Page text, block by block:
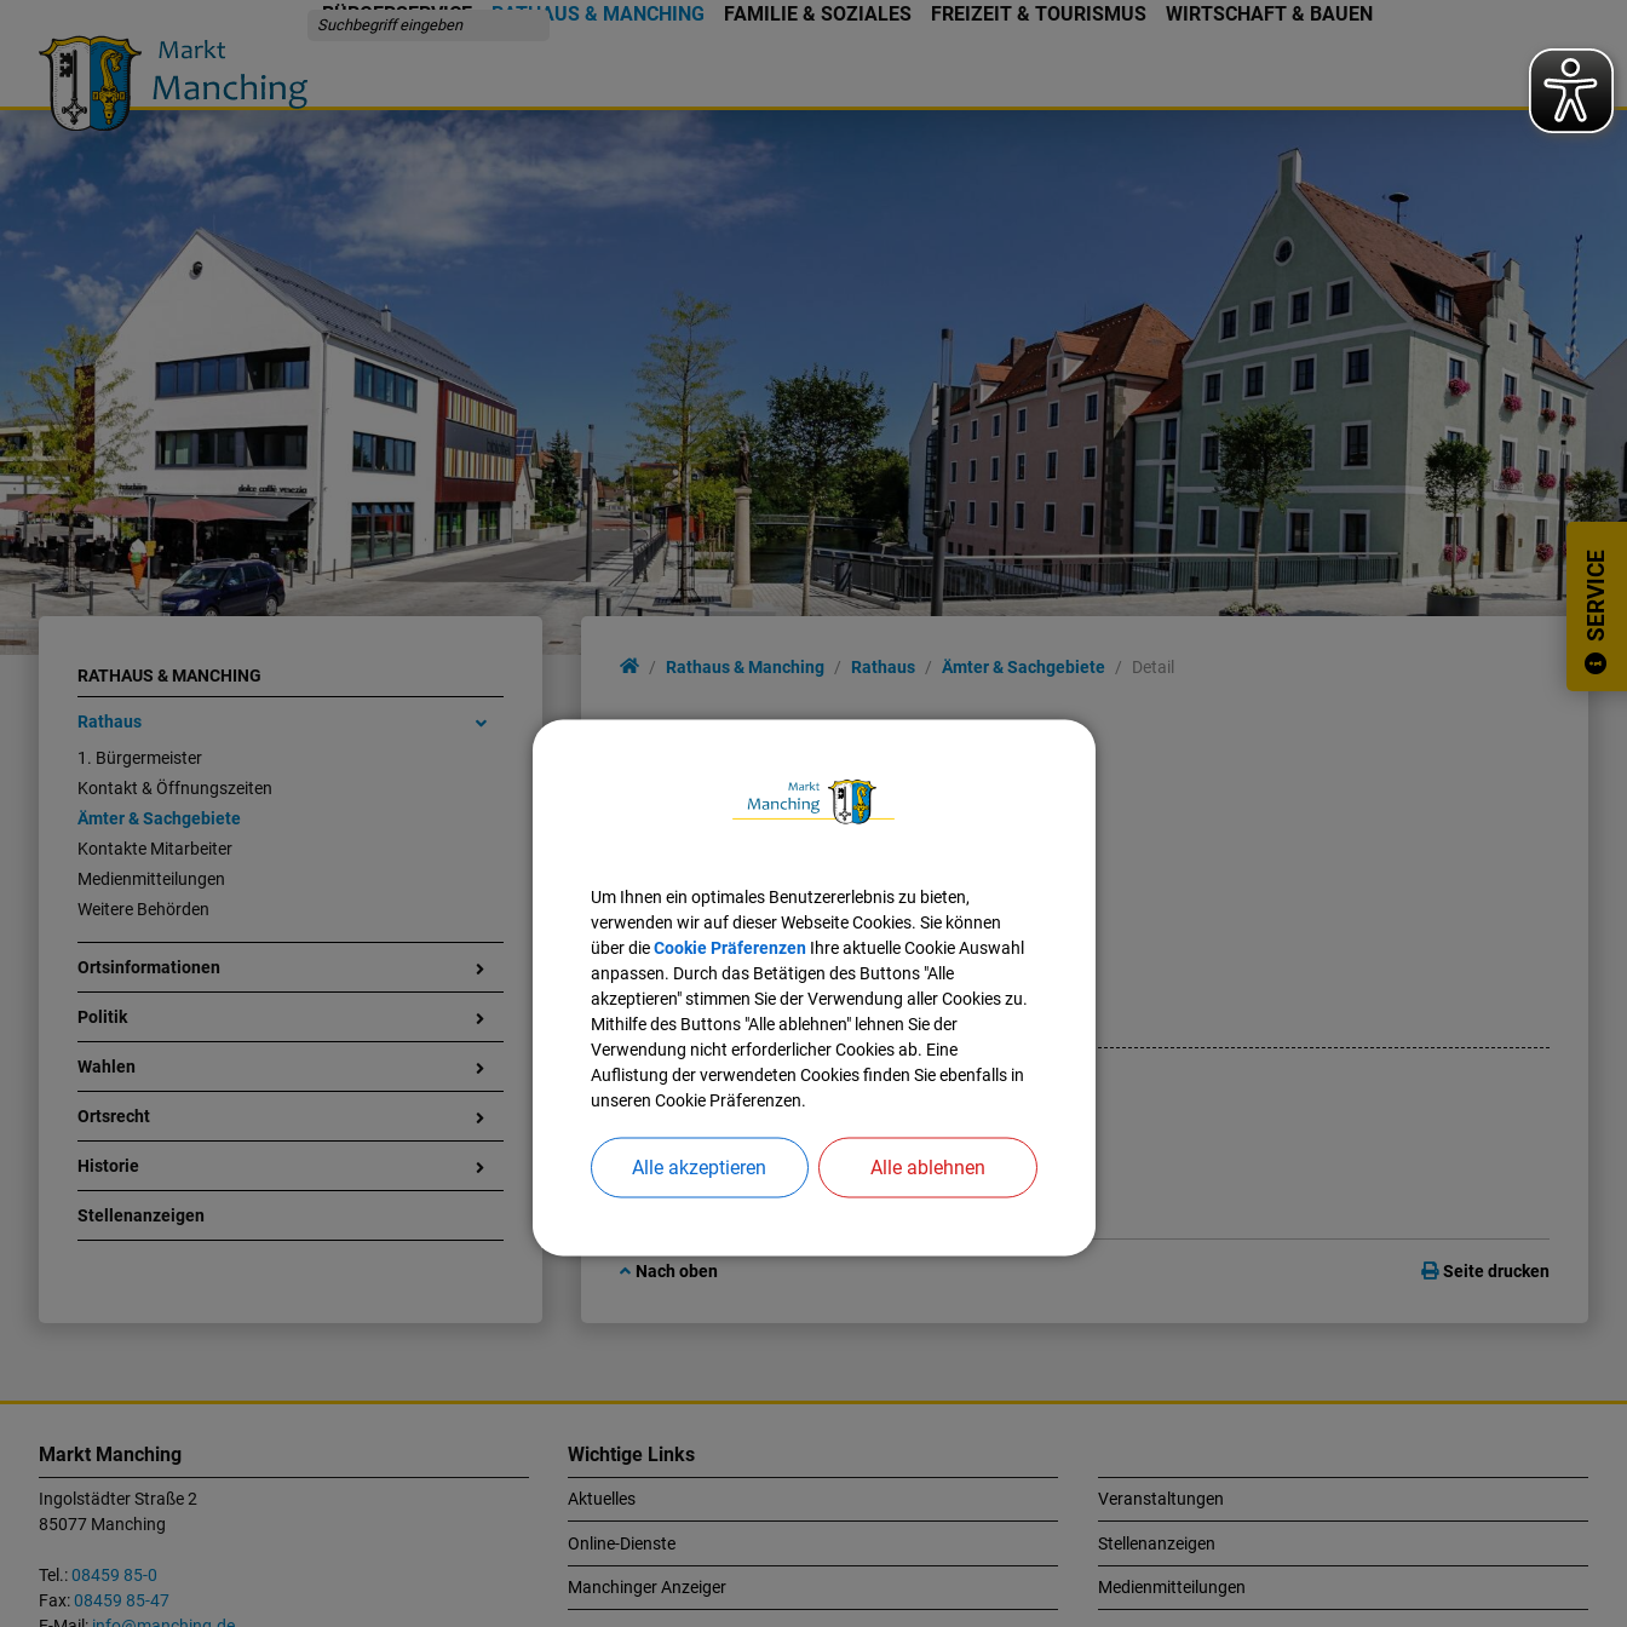
BÜRGERSERVICE RATHAUS & MANCHING FAMILIE & SOZIALES FREIZEIT & TOURISMUS WIRTSCHAFT & BAUEN
SERVICE
RATHAUS & MANCHING
Rathaus
1. Bürgermeister
Kontakt & Öffnungszeiten
Ämter & Sachgebiete
Kontakte Mitarbeiter
Medienmitteilungen
Weitere Behörden
Ortsinformationen
Politik
Wahlen
Ortsrecht
Historie
Stellenanzeigen
Rathaus & Manching Rathaus Ämter & Sachgebiete Detail
Kindergarten Stieglitznest
Leitung:
FranziskaPflügler
Tel.:08459 987973
E-Mail:kiga-stieglitznest@manching.de
E-Mail
kiga-stieglitznest@manching.de
Nach oben Seite drucken
Markt Manching
Ingolstädter Straße 2
85077 Manching
Tel.:08459 85-0
Fax:08459 85-47
Wichtige Links
Aktuelles
Online-Dienste
Manchinger Anzeiger
Veranstaltungen
Stellenanzeigen
Medienmitteilungen
Um Ihnen ein optimales Benutzererlebnis zu bieten,
verwenden wir auf dieser Webseite Cookies. Sie können
über dieCookie PräferenzenIhre aktuelle Cookie Auswahl
anpassen. Durch das Betätigen des Buttons "Alle
akzeptieren" stimmen Sie der Verwendung aller Cookies zu.
Mithilfe des Buttons "Alle ablehnen" lehnen Sie der
Verwendung nicht erforderlicher Cookies ab. Eine
Auflistung der verwendeten Cookies finden Sie ebenfalls in
unseren Cookie Präferenzen.
Alle akzeptieren Alle ablehnen